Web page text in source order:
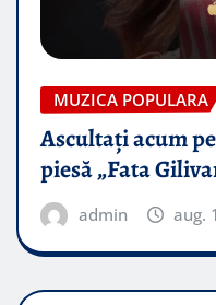
MUZICA POPULARA
Ascultați acum
piesă „Fata
admin aug.